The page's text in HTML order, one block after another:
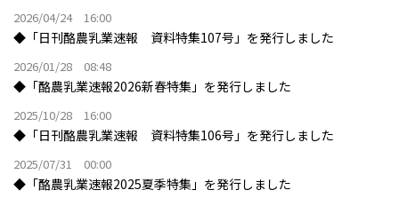
2026/04/24 16:00
◆「日刊酪農乳業速報 資料特集107号」を発行しました
2026/01/28 08:48
◆「酪農乳業速報2026新春特集」を発行しました
2025/10/28 16:00
◆「日刊酪農乳業速報 資料特集106号」を発行しました
2025/07/31 00:00
◆「酪農乳業速報2025夏季特集」を発行しました